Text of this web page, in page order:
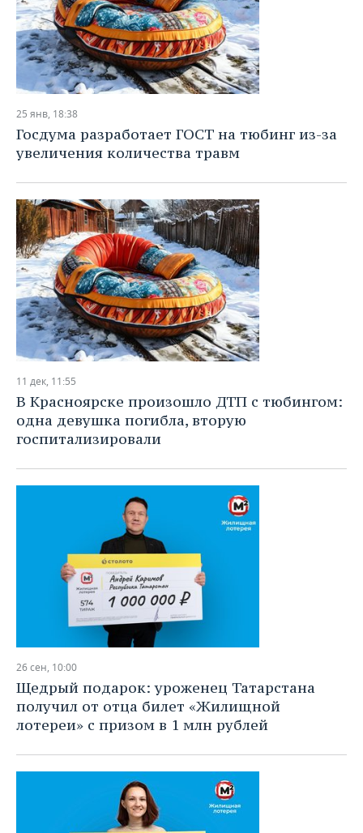
25 янв, 18:38
Госдума разработает ГОСТ на тюбинг из-за
увеличения количества травм
11 дек, 11:55
В Красноярске произошло ДТП с тюбингом:
одна девушка погибла, вторую
госпитализировали
26 сен, 10:00
Щедрый подарок: уроженец Татарстана
получил от отца билет «Жилищной
лотереи» с призом в 1 млн рублей